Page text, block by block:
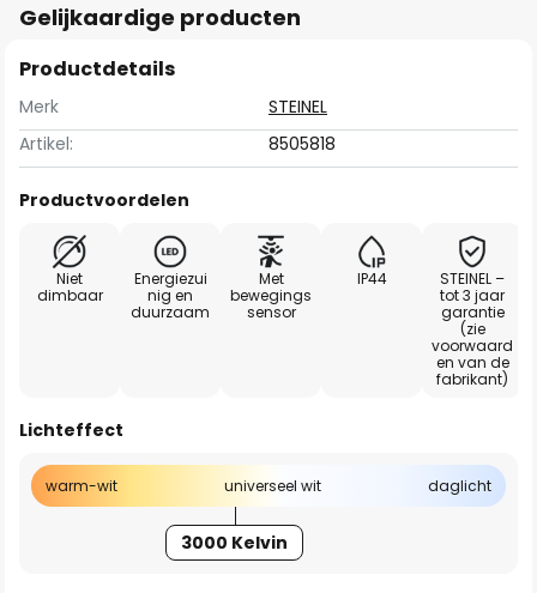
Gelijkaardige producten
Productdetails
Merk
STEINEL
Artikel:
8505818
Productvoordelen
Niet
dimbaar
Energiezui
nig en
duurzaam
Met
bewegings
sensor
IP44
STEINEL –
tot 3 jaar
garantie
(zie
voorwaard
en van de
fabrikant)
Lichteffect
warm-wit universeel wit daglicht
3000 Kelvin